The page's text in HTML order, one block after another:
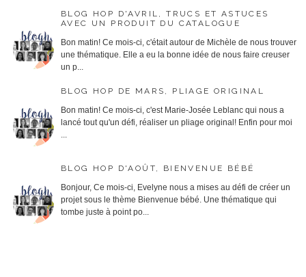
BLOG HOP D'AVRIL, TRUCS ET ASTUCES
AVEC UN PRODUIT DU CATALOGUE
Bon matin! Ce mois-ci, c'était autour de Michèle de nous trouver
une thématique. Elle a eu la bonne idée de nous faire creuser
un p...
BLOG HOP DE MARS, PLIAGE ORIGINAL
Bon matin! Ce mois-ci, c'est Marie-Josée Leblanc qui nous a
lancé tout qu'un défi, réaliser un pliage original! Enfin pour moi
...
BLOG HOP D'AOÛT, BIENVENUE BÉBÉ
Bonjour, Ce mois-ci, Evelyne nous a mises au défi de créer un
projet sous le thème Bienvenue bébé. Une thématique qui
tombe juste à point po...